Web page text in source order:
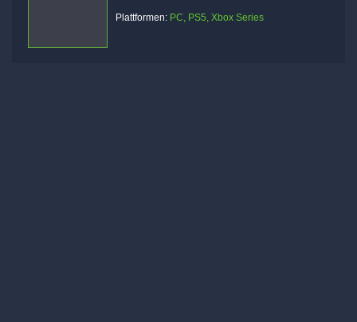
Plattformen: PC, PS5, Xbox Series